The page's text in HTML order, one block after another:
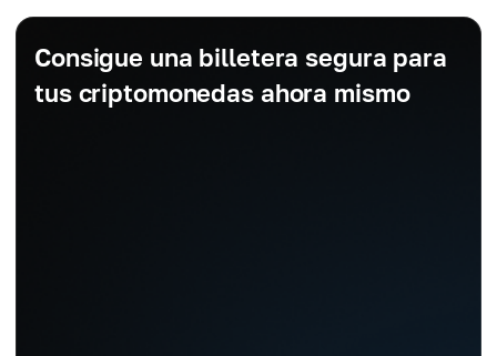
Consigue una billetera segura para
tus criptomonedas ahora mismo